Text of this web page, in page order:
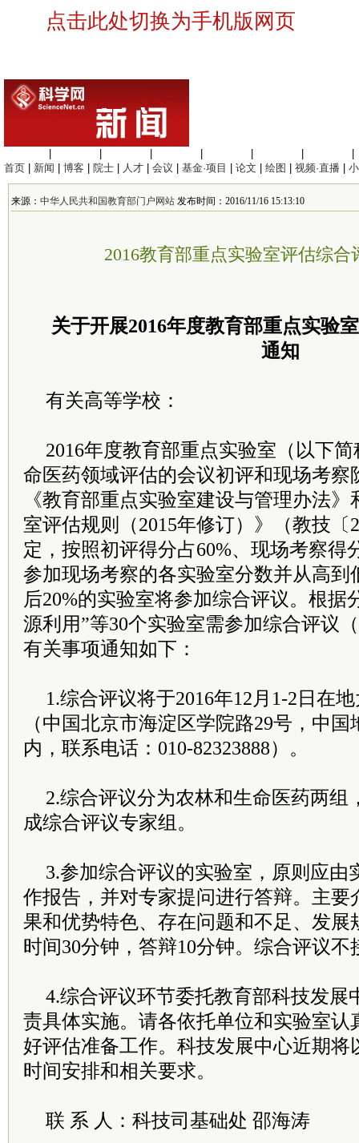
点击此处切换为手机版网页
首页
新闻 博客 院士 人才 会议 基金·项目 论文 绘图 视频·直播
来源： 中华人民共和国教育部门户网站 发布时间：2016/11/16 15:13:10
2016教育部重点实验室评估综合
关于开展2016年度教育部重点实验
通知
有关高等学校：
2016年度教育部重点实验室（以下
命医药领域评估的会议初评和现场考察
《教育部重点实验室建设与管理办法
室评估规则（2015年修订）》（教技〔
定，按照初评得分占60%、现场考察得
参加现场考察的各实验室分数并从高到
后20%的实验室将参加综合评议。根据
源利用”等30个实验室需参加综合评议
有关事项通知如下：
1.综合评议将于2016年12月1-2日在
（中国北京市海淀区学院路29号，中
内，联系电话：010-82323888）。
2.综合评议分为农林和生命医药两组
成综合评议专家组。
3.参加综合评议的实验室，原则应由
作报告，并对专家提问进行答辩。主要
果和优势特色、存在问题和不足、发展
时间30分钟，答辩10分钟。综合评议不
4.综合评议环节委托教育部科技发展
责具体实施。请各依托单位和实验室认
好评估准备工作。科技发展中心近期将
时间安排和相关要求。
联 系 人：科技司基础处 邵海涛